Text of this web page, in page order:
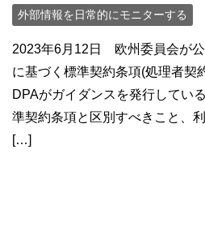
外部情報を日常的にモニターする
2023年6月12日 欧州委員会が
に基づく標準契約条項(処理者契
DPAがガイダンスを発行してい
準契約条項と区別すべきこと、
[…]